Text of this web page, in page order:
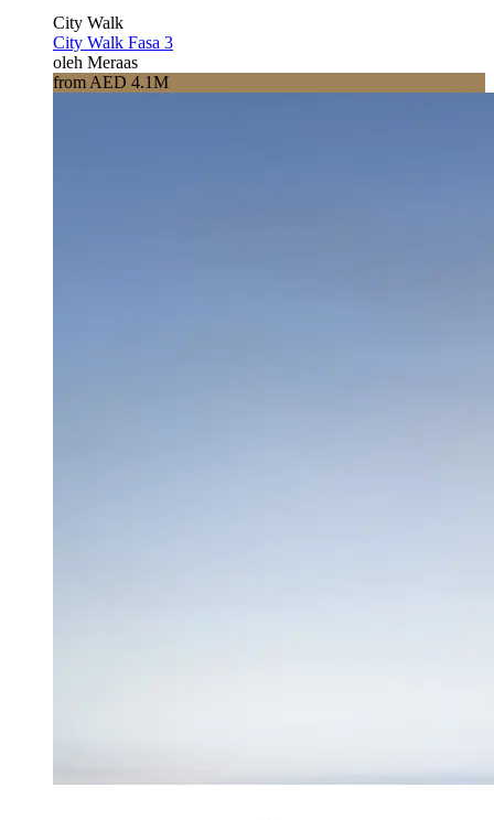
City Walk
City Walk Fasa 3
oleh Meraas
from AED 4.1M